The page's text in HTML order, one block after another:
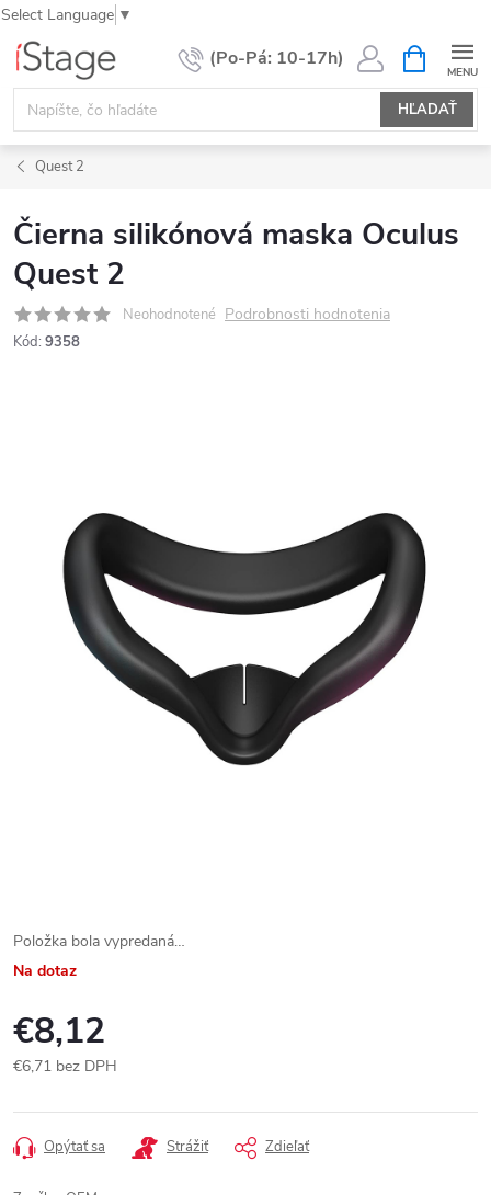
Select Language ▼
Prejsť
obsah
HĽADAŤ
KOŠÍK
Quest 2
Čierna silikónová maska Oculus
Quest 2
Neohodnotené Podrobnosti hodnotenia
Kód: 9358
Položka bola vypredaná…
Na dotaz
€8,12
€6,71 bez DPH
cena:
Opýtať sa Strážiť Zdieľať